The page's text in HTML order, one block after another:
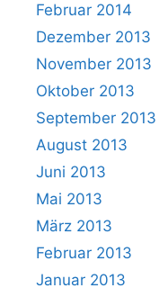
Februar 2014
Dezember 2013
November 2013
Oktober 2013
September 2013
August 2013
Juni 2013
Mai 2013
März 2013
Februar 2013
Januar 2013